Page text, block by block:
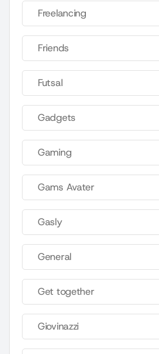
Freelancing
Friends
Futsal
Gadgets
Gaming
Gams Avater
Gasly
General
Get together
Giovinazzi